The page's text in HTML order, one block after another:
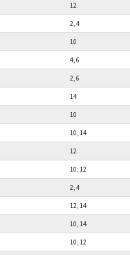
12
2, 4
10
4, 6
2, 6
14
10
10, 14
12
10, 12
2, 4
12, 14
10, 14
10, 12